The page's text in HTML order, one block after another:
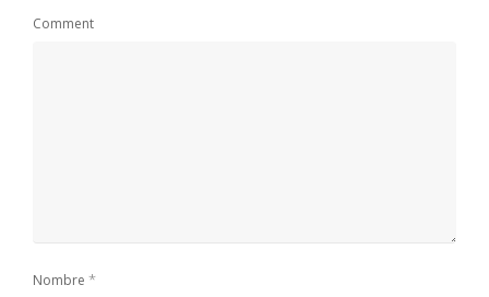
Comment
Nombre *